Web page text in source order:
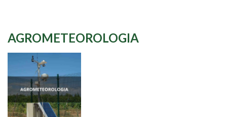
AGROMETEOROLOGIA